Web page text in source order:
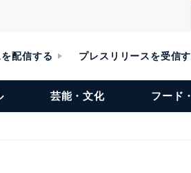
配信する プレスリリースを受信
芸能・文化 フード